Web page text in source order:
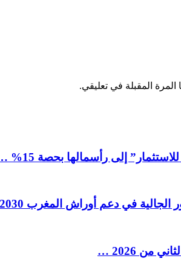
المقبلة في تعليقي.
إلى رأسمالها بحصة 15% …
في دعم أوراش المغرب 2030 …